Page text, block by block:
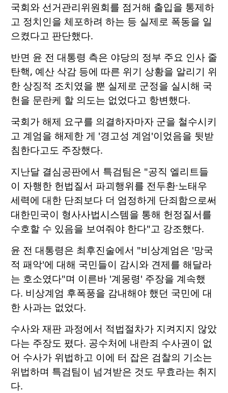
국회와 선거관리위원회를 점거해 출입을 통제하
고 정치인을 체포하려 하는 등 실제로 폭동을 일
으켰다고 판단했다.
반면 윤 전 대통령 측은 야당의 정부 주요 인사 줄
탄핵, 예산 삭감 등에 따른 위기 상황을 알리기 위
한 상징적 조치였을 뿐 실제로 군정을 실시해 국
헌을 문란케 할 의도는 없었다고 항변했다.
국회가 해제 요구를 의결하자마자 군을 철수시키
고 계엄을 해제한 게 '경고성 계엄'이었음을 뒷받
침한다고도 주장했다.
지난달 결심공판에서 특검팀은 "공직 엘리트들
이 자행한 헌법질서 파괴행위를 전두환·노태우
세력에 대한 단죄보다 더 엄정하게 단죄함으로써
대한민국이 형사사법시스템을 통해 헌정질서를
수호할 수 있음을 보여줘야 한다"고 강조했다.
윤 전 대통령은 최후진술에서 "비상계엄은 '망국
적 패악'에 대해 국민들이 감시와 견제를 해달라
는 호소였다"며 이른바 '계몽령' 주장을 계속했
다. 비상계엄 후폭풍을 감내해야 했던 국민에 대
한 사과는 없었다.
수사와 재판 과정에서 적법절차가 지켜지지 않았
다는 주장도 폈다. 공수처에 내란죄 수사권이 없
어 수사가 위법하고 이에 터 잡은 검찰의 기소는
위법하며 특검팀이 넘겨받은 것도 무효라는 취지
다.